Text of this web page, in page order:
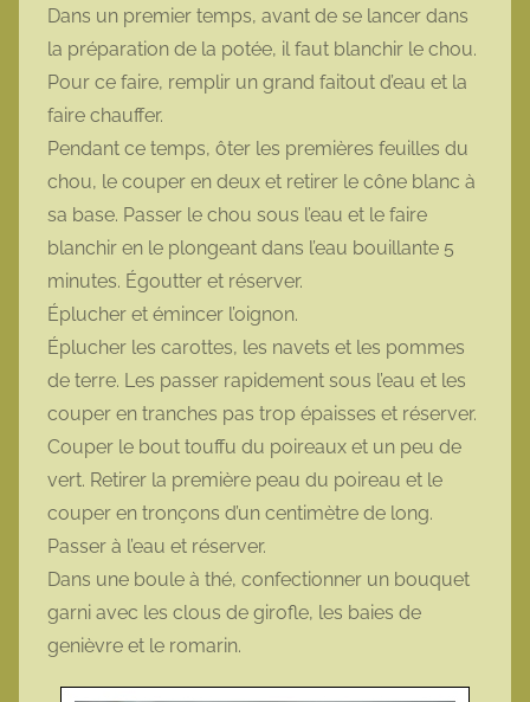
Dans un premier temps, avant de se lancer dans
la préparation de la potée, il faut blanchir le chou.
Pour ce faire, remplir un grand faitout d’eau et la
faire chauffer.
Pendant ce temps, ôter les premières feuilles du
chou, le couper en deux et retirer le cône blanc à
sa base. Passer le chou sous l’eau et le faire
blanchir en le plongeant dans l’eau bouillante 5
minutes. Égoutter et réserver.
Éplucher et émincer l’oignon.
Éplucher les carottes, les navets et les pommes
de terre. Les passer rapidement sous l’eau et les
couper en tranches pas trop épaisses et réserver.
Couper le bout touffu du poireaux et un peu de
vert. Retirer la première peau du poireau et le
couper en tronçons d’un centimètre de long.
Passer à l’eau et réserver.
Dans une boule à thé, confectionner un bouquet
garni avec les clous de girofle, les baies de
genièvre et le romarin.